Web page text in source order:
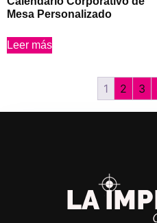
Mesa Personalizado
Leer más
1 2 3